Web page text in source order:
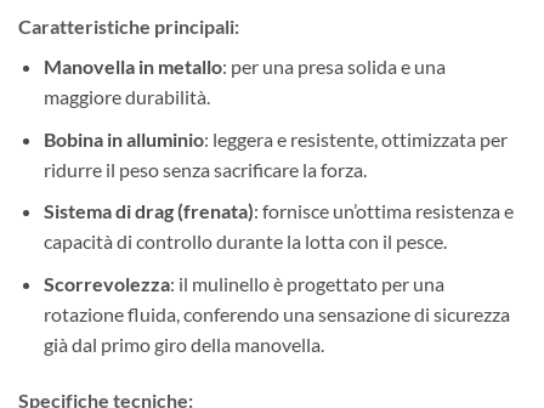
Caratteristiche principali:
Manovella in metallo: per una presa solida e una
maggiore durabilità.
Bobina in alluminio: leggera e resistente, ottimizzata per
ridurre il peso senza sacrificare la forza.
Sistema di drag (frenata): fornisce un’ottima resistenza e
capacità di controllo durante la lotta con il pesce.
Scorrevolezza: il mulinello è progettato per una
rotazione fluida, conferendo una sensazione di sicurezza
già dal primo giro della manovella.
Specifiche tecniche: